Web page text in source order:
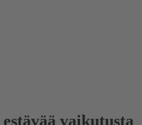
vaikutusta